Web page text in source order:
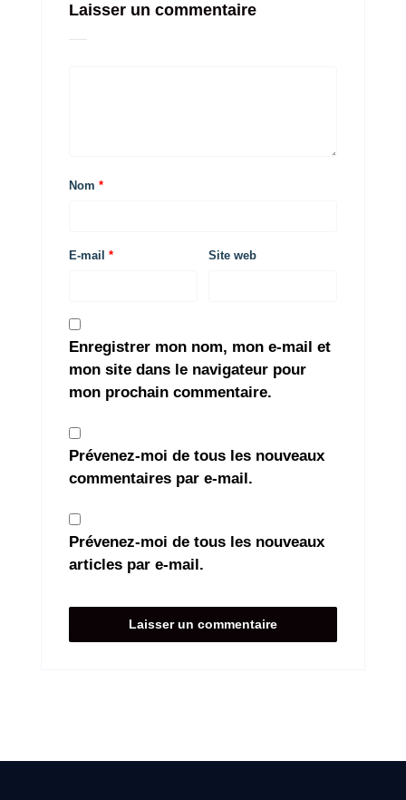
Laisser un commentaire
Nom *
E-mail * Site web
Enregistrer mon nom, mon e-mail et
mon site dans le navigateur pour
mon prochain commentaire.
Prévenez-moi de tous les nouveaux
commentaires par e-mail.
Prévenez-moi de tous les nouveaux
articles par e-mail.